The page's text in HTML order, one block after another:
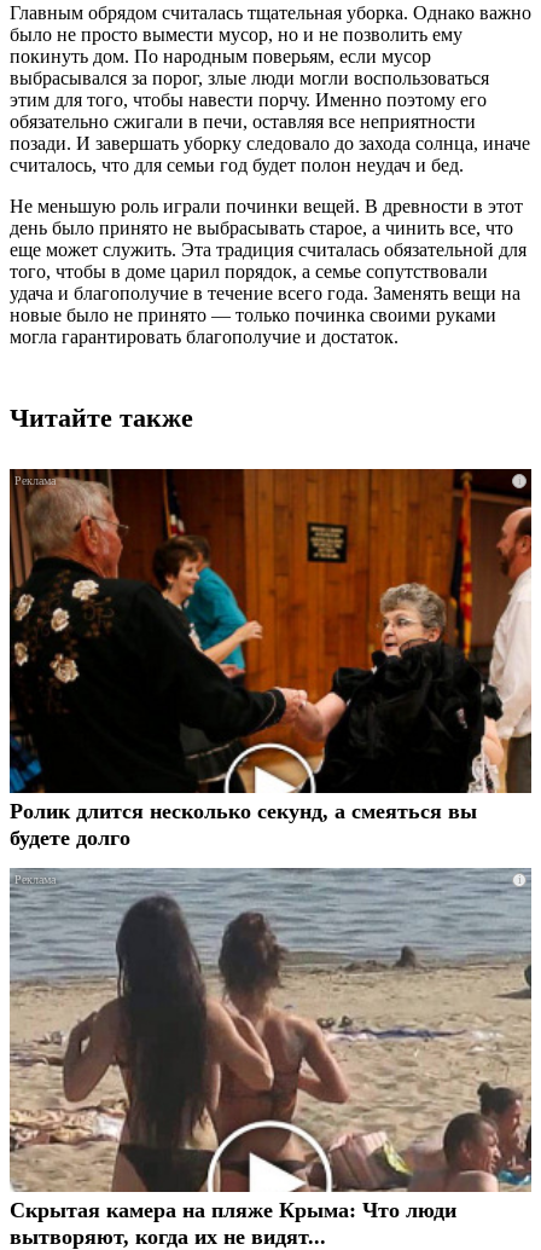
Главным обрядом считалась тщательная уборка. Однако важно
было не просто вымести мусор, но и не позволить ему
покинуть дом. По народным поверьям, если мусор
выбрасывался за порог, злые люди могли воспользоваться
этим для того, чтобы навести порчу. Именно поэтому его
обязательно сжигали в печи, оставляя все неприятности
позади. И завершать уборку следовало до захода солнца, иначе
считалось, что для семьи год будет полон неудач и бед.
Не меньшую роль играли починки вещей. В древности в этот
день было принято не выбрасывать старое, а чинить все, что
еще может служить. Эта традиция считалась обязательной для
того, чтобы в доме царил порядок, а семье сопутствовали
удача и благополучие в течение всего года. Заменять вещи на
новые было не принято — только починка своими руками
могла гарантировать благополучие и достаток.
Читайте также
i
Ролик длится несколько секунд, а смеяться вы
будете долго
i
Скрытая камера на пляже Крыма: Что люди
вытворяют, когда их не видят...